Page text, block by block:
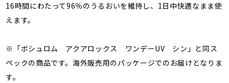
16時間にわたって96％のうるおいを維持し、1日中快適なまま使
えます。
※「ボシュロム アクアロックス ワンデーUV シン」と同ス
ペックの商品です。海外販売用のパッケージでのお届けとなりま
す。